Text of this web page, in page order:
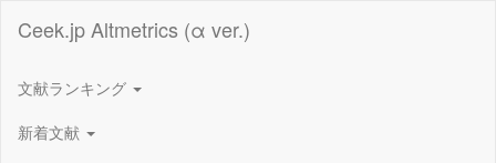
Ceek.jp Altmetrics (α ver.)
文献ランキング
新着文献